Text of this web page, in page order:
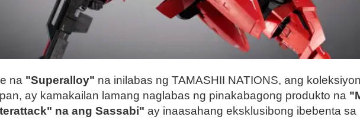
na "Superalloy" na inilabas ng TAMASHII NATIONS, ang
ay kamakailan lamang naglabas ng pinakabagong produkto na
na ang Sassabi" ay inaasahang eksklusibong ibebenta